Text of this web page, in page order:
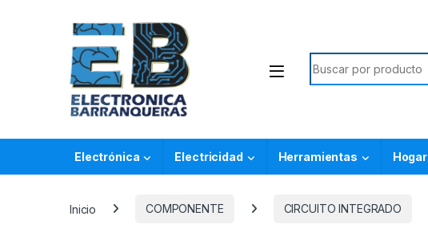
Electrónica Electricidad Herramientas Hogar
Inicio COMPONENTE CIRCUITO INTEGRADO